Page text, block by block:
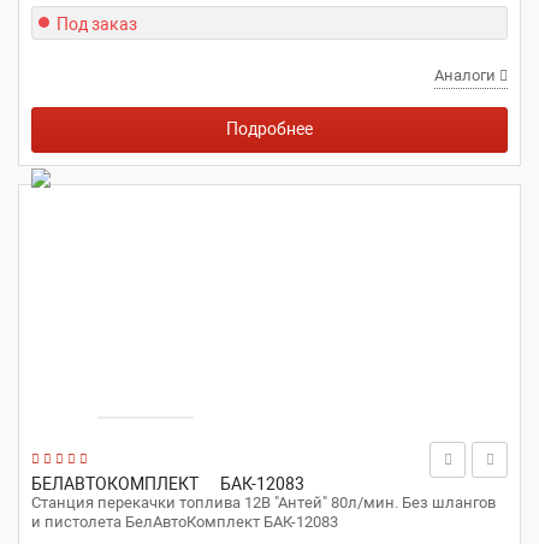
Под заказ
Аналоги
Подробнее
БЕЛАВТОКОМПЛЕКТ БАК-12083
Станция перекачки топлива 12В "Антей" 80л/мин. Без шлангов
и пистолета БелАвтоКомплект БАК-12083